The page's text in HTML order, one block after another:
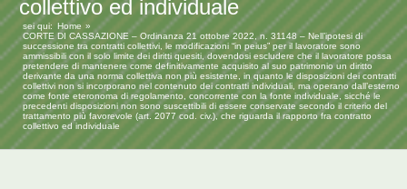
collettivo ed individuale
sei qui:
Home
CORTE DI CASSAZIONE – Ordinanza 21 ottobre 2022, n. 31148 – Nell’ipotesi di
successione tra contratti collettivi, le modificazioni “in peius” per il lavoratore sono
ammissibili con il solo limite dei diritti quesiti, dovendosi escludere che il lavoratore possa
pretendere di mantenere come definitivamente acquisito al suo patrimonio un diritto
derivante da una norma collettiva non più esistente, in quanto le disposizioni dei contratti
collettivi non si incorporano nel contenuto dei contratti individuali, ma operano dall’esterno
come fonte eteronoma di regolamento, concorrente con la fonte individuale, sicché le
precedenti disposizioni non sono suscettibili di essere conservate secondo il criterio del
trattamento più favorevole (art. 2077 cod. civ.), che riguarda il rapporto fra contratto
collettivo ed individuale